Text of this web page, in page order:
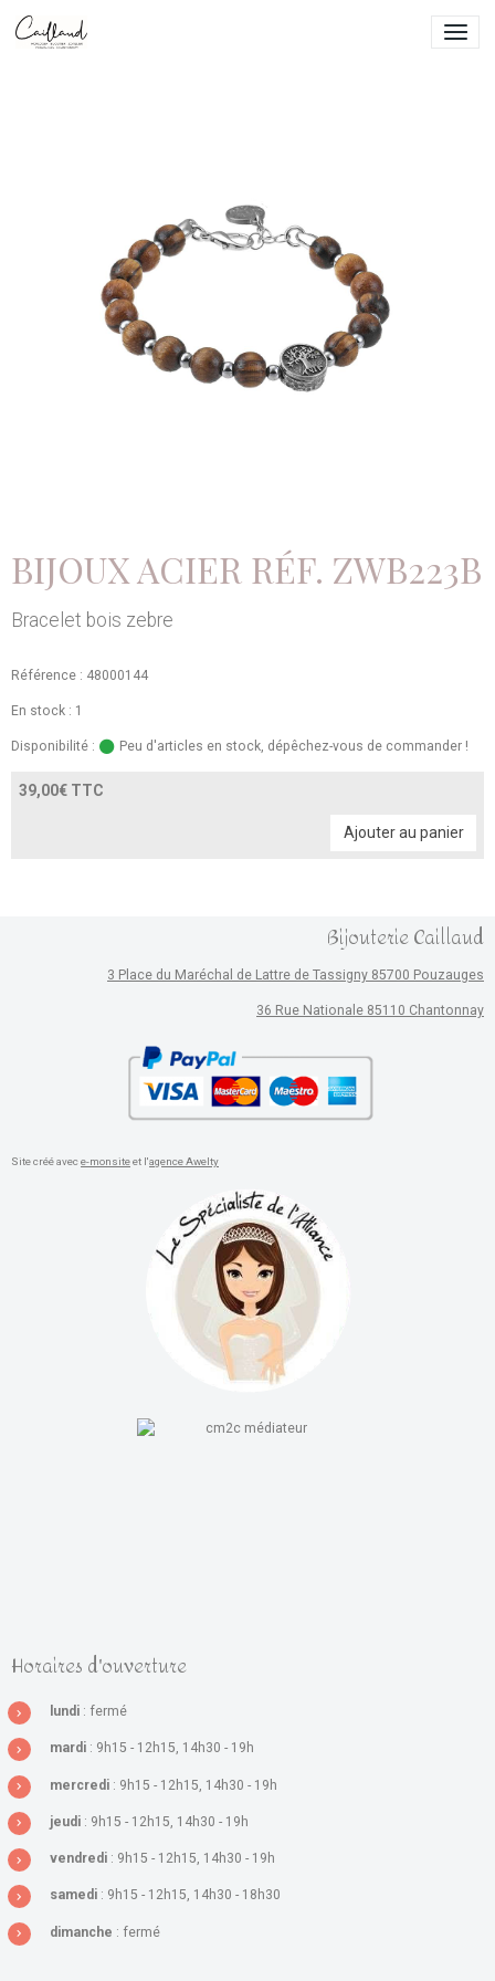
BIJOUX ACIER RÉF. ZWB223B
Bracelet bois zebre
Référence : 48000144
En stock : 1
Disponibilité : Peu d'articles en stock, dépêchez-vous de commander !
39,00€ TTC
Ajouter au panier
Bijouterie Caillaud
3 Place du Maréchal de Lattre de Tassigny 85700 Pouzauges
36 Rue Nationale 85110 Chantonnay
Site créé avece-monsiteet l'agence Awelty
Horaires d'ouverture
lundi : fermé
mardi : 9h15 - 12h15, 14h30 - 19h
mercredi : 9h15 - 12h15, 14h30 - 19h
jeudi : 9h15 - 12h15, 14h30 - 19h
vendredi : 9h15 - 12h15, 14h30 - 19h
samedi : 9h15 - 12h15, 14h30 - 18h30
dimanche : fermé